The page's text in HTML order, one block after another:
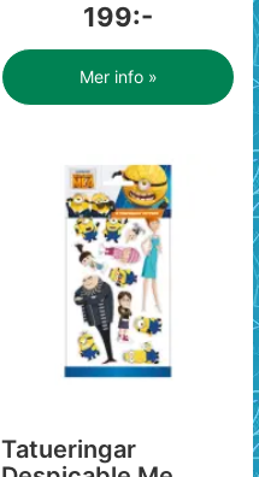
199:-
Mer info »
Tatueringar